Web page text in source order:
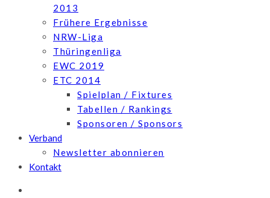
2013
Frühere Ergebnisse
NRW-Liga
Thüringenliga
EWC 2019
ETC 2014
Spielplan / Fixtures
Tabellen / Rankings
Sponsoren / Sponsors
Verband
Newsletter abonnieren
Kontakt